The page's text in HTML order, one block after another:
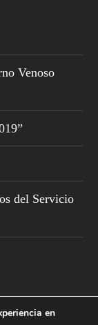
Venoso
del Servicio
en